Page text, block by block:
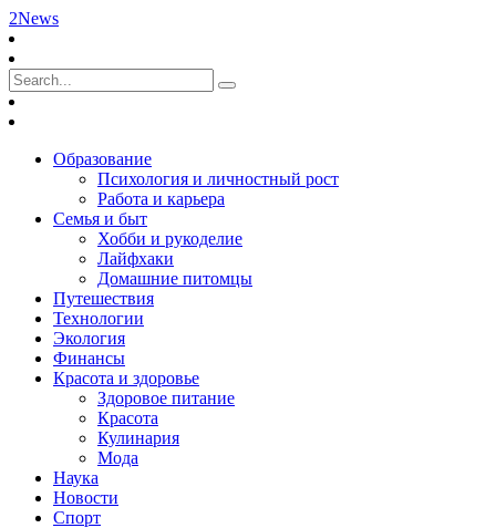
2News
Образование
Психология и личностный рост
Работа и карьера
Семья и быт
Хобби и рукоделие
Лайфхаки
Домашние питомцы
Путешествия
Технологии
Экология
Финансы
Красота и здоровье
Здоровое питание
Красота
Кулинария
Мода
Наука
Новости
Спорт